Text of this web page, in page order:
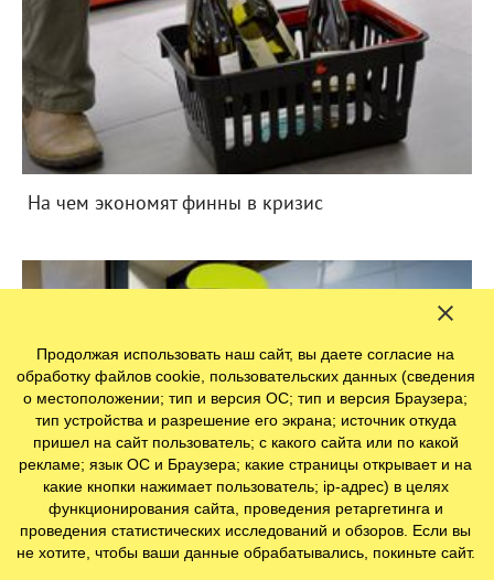
На чем экономят финны в кризис
Продолжая использовать наш сайт, вы даете согласие на
обработку файлов cookie, пользовательских данных (сведения
о местоположении; тип и версия ОС; тип и версия Браузера;
тип устройства и разрешение его экрана; источник откуда
пришел на сайт пользователь; с какого сайта или по какой
рекламе; язык ОС и Браузера; какие страницы открывает и на
какие кнопки нажимает пользователь; ip-адрес) в целях
функционирования сайта, проведения ретаргетинга и
проведения статистических исследований и обзоров. Если вы
не хотите, чтобы ваши данные обрабатывались, покиньте сайт.